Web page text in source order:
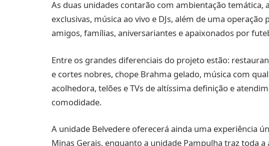
As duas unidades contarão com ambientação temática,
exclusivas, música ao vivo e DJs, além de uma
amigos, famílias, aniversariantes e apaixonados por
Entre os grandes diferenciais do projeto estão:
e cortes nobres, chope Brahma gelado, música com
acolhedora, telões e TVs de altíssima definição e
comodidade.
A unidade Belvedere oferecerá ainda uma experiência
Minas Gerais, enquanto a unidade Pampulha traz toda